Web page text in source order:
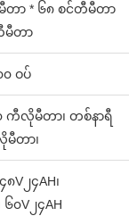
တာ * ၆၈ စင်တီမီတာ
မီတာ
၀ ဝပ်
ကီလိုမီတာ၊ တစ်နာရီ
တာ၊
၈V၂၄AH၊
၆၀V၂၄AH